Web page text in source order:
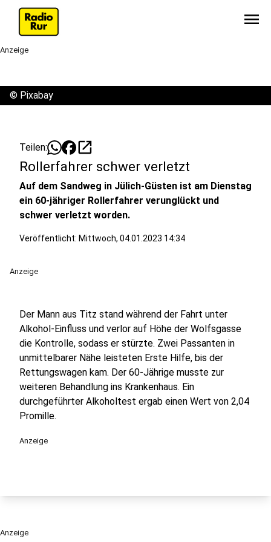
menu
Anzeige
© Pixabay
Teilen: open_in_new
Rollerfahrer schwer verletzt
Auf dem Sandweg in Jülich-Güsten ist am Dienstag
ein 60-jähriger Rollerfahrer verunglückt und
schwer verletzt worden.
Veröffentlicht: Mittwoch, 04.01.2023 14:34
Anzeige
Der Mann aus Titz stand während der Fahrt unter
Alkohol-Einfluss und verlor auf Höhe der Wolfsgasse
die Kontrolle, sodass er stürzte. Zwei Passanten in
unmittelbarer Nähe leisteten Erste Hilfe, bis der
Rettungswagen kam. Der 60-Jährige musste zur
weiteren Behandlung ins Krankenhaus. Ein
durchgeführter Alkoholtest ergab einen Wert von 2,04
Promille.
Anzeige
Anzeige